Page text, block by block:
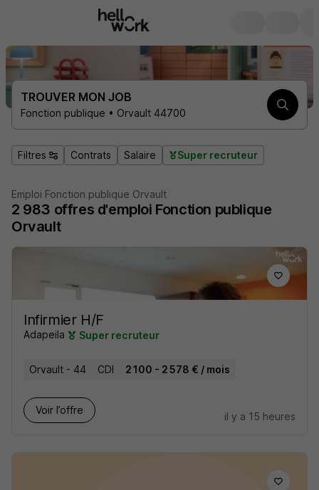
TROUVER MON JOB
Fonction publique • Orvault 44700
Filtres Contrats Salaire Super recruteur
Emploi Fonction publique Orvault
2 983 offres d'emploi Fonction publique
Orvault
Infirmier H/F
Adapeila Super recruteur
Orvault - 44 CDI 2 100 - 2 578 € / mois
Voir l’offre
il y a 15 heures